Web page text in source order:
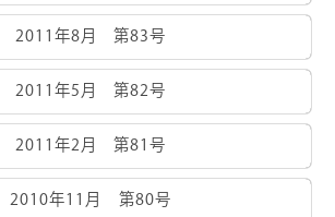
2011年8月 第83号
2011年5月 第82号
2011年2月 第81号
2010年11月 第80号